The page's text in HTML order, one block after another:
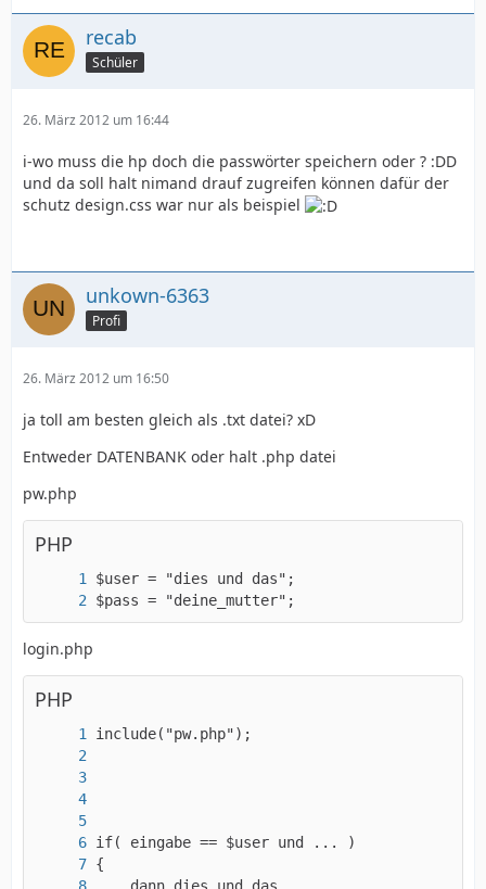
recab
Schüler
26. März 2012 um 16:44
i-wo muss die hp doch die passwörter speichern oder ? :DD
und da soll halt nimand drauf zugreifen können dafür der
schutz design.css war nur als beispiel
unkown-6363
Profi
26. März 2012 um 16:50
ja toll am besten gleich als .txt datei? xD
Entweder DATENBANK oder halt .php datei
pw.php
PHP
$pass = "deine_mutter";
login.php
PHP